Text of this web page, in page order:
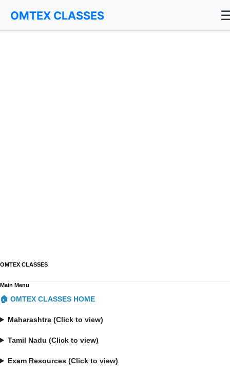
OMTEX CLASSES
OMTEX CLASSES
Main Menu
🏠 OMTEX CLASSES HOME
Maharashtra (Click to view)
Tamil Nadu (Click to view)
Exam Resources (Click to view)